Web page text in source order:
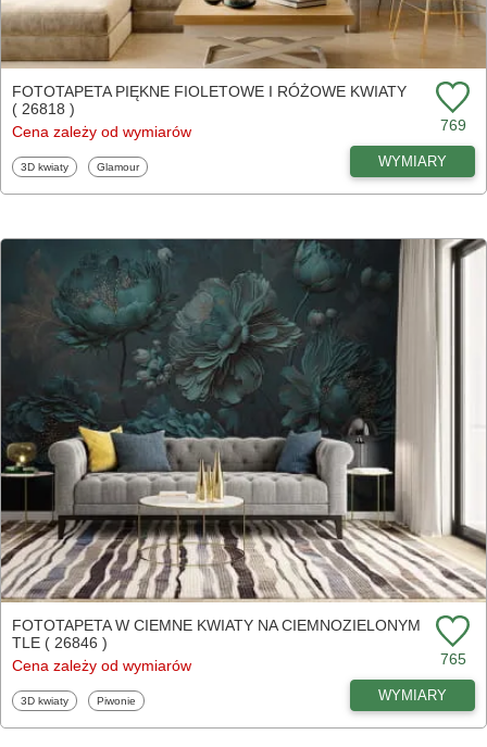
FOTOTAPETA PIĘKNE FIOLETOWE I RÓŻOWE KWIATY
( 26818 )
Cena zależy od wymiarów
769
Fototapety
3D kwiaty Fototapety
Glamour WYMIARY
FOTOTAPETA W CIEMNE KWIATY NA CIEMNOZIELONYM
TLE ( 26846 )
Cena zależy od wymiarów
765
Fototapety
3D kwiaty Fototapety
Piwonie WYMIARY